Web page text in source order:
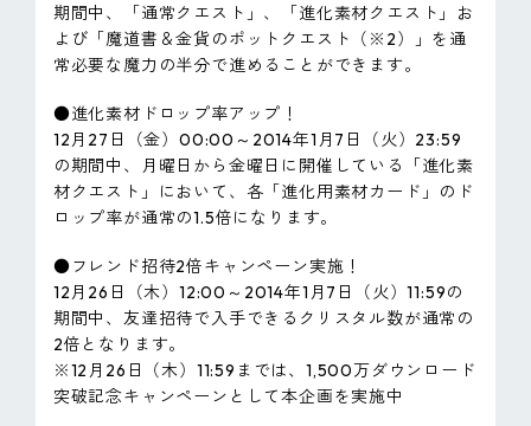
期間中、「通常クエスト」、「進化素材クエスト」お
よび「魔道書＆金貨のポットクエスト（※2）」を通
常必要な魔力の半分で進めることができます。
●進化素材ドロップ率アップ！
12月27日（金）00:00～2014年1月7日（火）23:59
の期間中、月曜日から金曜日に開催している「進化素
材クエスト」において、各「進化用素材カード」のド
ロップ率が通常の1.5倍になります。
●フレンド招待2倍キャンペーン実施！
12月26日（木）12:00～2014年1月7日（火）11:59の
期間中、友達招待で入手できるクリスタル数が通常の
2倍となります。
※12月26日（木）11:59までは、1,500万ダウンロード
突破記念キャンペーンとして本企画を実施中